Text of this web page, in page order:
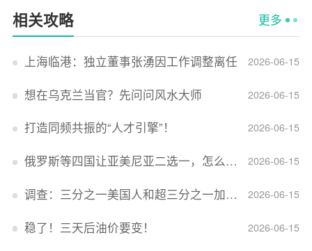
相关攻略 更多
2026-06-15
上海临港：独立董事张湧因工作调整离任
2026-06-15
想在乌克兰当官？先问问风水大师
2026-06-15
打造同频共振的“人才引擎”！
2026-06-15
俄罗斯等四国让亚美尼亚二选一，怎么回事？
2026-06-15
调查：三分之一美国人和超三分之一加拿大人感到经济压力
2026-06-15
稳了！三天后油价要变！